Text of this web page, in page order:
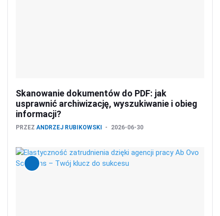
Skanowanie dokumentów do PDF: jak
usprawnić archiwizację, wyszukiwanie i obieg
informacji?
PRZEZ ANDRZEJ RUBIKOWSKI 2026-06-30